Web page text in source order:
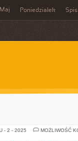
Maj Poniedziałek Spis
- 2 - 2025
MOŻLIWOŚĆ